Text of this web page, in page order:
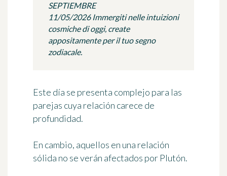
SEPTIEMBRE
11/05/2026 Immergiti nelle intuizioni
cosmiche di oggi, create
appositamente per il tuo segno
zodiacale.
Este día se presenta complejo para las
parejas cuya relación carece de
profundidad.
En cambio, aquellos en una relación
sólida no se verán afectados por Plutón.